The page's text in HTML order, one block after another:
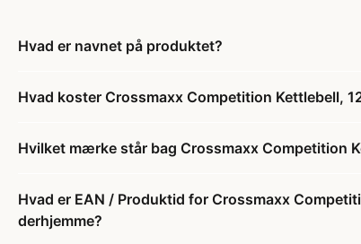
Hvad er navnet på produktet?
Hvad koster Crossmaxx Competition Kettlebell,
Hvilket mærke står bag Crossmaxx Competition
Hvad er EAN / Produktid for Crossmaxx
derhjemme?